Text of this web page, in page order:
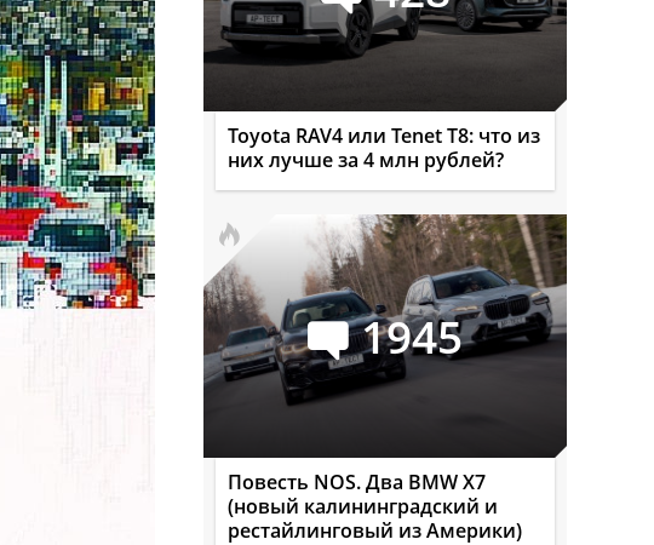
Toyota RAV4 или Tenet T8: что из
них лучше за 4 млн рублей?
1945
Повесть NOS. Два BMW X7
(новый калининградский и
рестайлинговый из Америки)